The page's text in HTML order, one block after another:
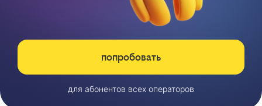
попробовать
для абонентов всех операторов